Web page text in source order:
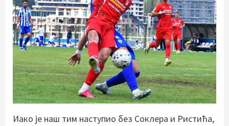
Иако је наш тим наступио без Соклера и Ристића,